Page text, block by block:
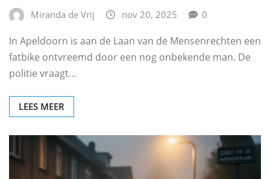
Miranda de Vrij nov 20, 2025 0
In Apeldoorn is aan de Laan van de Mensenrechten een
fatbike ontvreemd door een nog onbekende man. De
politie vraagt…
LEES MEER